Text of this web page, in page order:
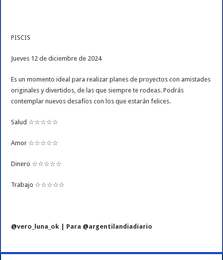
PISCIS
Jueves 12 de diciembre de 2024
Es un momento ideal para realizar planes de proyectos con amistades
originales y divertidos, de las que siempre te rodeas. Podrás
contemplar nuevos desafíos con los que estarán felices.
Salud ☆☆☆☆☆
Amor ☆☆☆☆☆
Dinero ☆☆☆☆☆
Trabajo ☆☆☆☆☆
@vero_luna_ok | Para @argentilandiadiario